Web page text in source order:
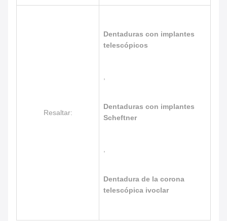
Resaltar:
Dentaduras con implantes
telescópicos
Dentaduras con implantes
Scheftner
Dentadura de la corona
telescópica ivoclar